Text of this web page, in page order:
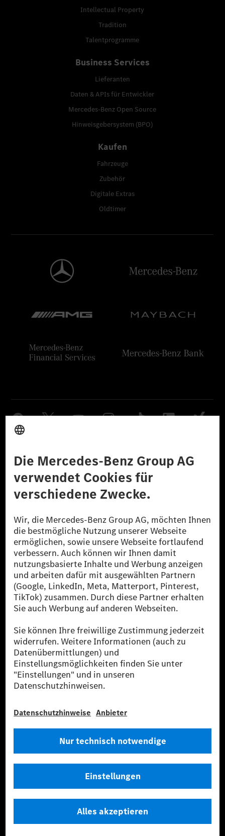
Intellectual Property
Tradition
Talentprogramme
Business Services
Lieferanten
Daten & APIs für Entwickler
Mercedes-Benz Open Source
Hinweisgebersystem (BPO)
Kaufen
Fahrzeuge
Zubehör
Digitale Extras
Oldtimer
Datenschutz Lizenzhinweise Dritter Barrierefreiheit
© 2026 Mercedes-Benz Group AG. Alle Rechte vorbehalten.
[1] Bilanziell CO₂-neutral bedeutet, dass nicht vermiedene oder nicht
reduzierte CO₂-Emissionen bei der Mercedes-Benz Group durch
zertifizierte Ausgleichsprojekte kompensiert werden.
[2] Renewable Charging ist ein integraler Bestandteil von MB.CHARGE
Public in Europa, den USA, Kanada und China. Sofern an der jeweiligen
Ladestation noch kein Strom aus erneuerbaren Energien vorliegt,
verwendet Renewable Charging Grünstromzertifikate*. Diese stellen
sicher, dass für Ladevorgänge über MB.CHARGE Public eine äquivalente
Strommenge aus erneuerbaren Energien ins Stromnetz eingespeist wird.
* Inkl. EKOenergy Ökolabel
* Die angegebenen Werte wurden nach dem vorgeschriebenen
Messverfahren WLTP (Worldwide harmonised Light vehicles Test
Procedure) ermittelt. Die angegebenen Spannweiten beziehen sich auf
den europäischen Markt. Der Energieverbrauch und der CO₂-Ausstoß
eines Pkw sind nicht nur von der effizienten Ausnutzung des Kraftstoffs
bzw. des Energieträgers durch den Pkw, sondern auch vom Fahrstil und
** Der Stromverbrauch wurde auf der Grundlage der VO 692/2008/EG
Fahrzeugkonfiguration.
*** Angaben zum Stromverbrauch und zur Reichweite sind vorläufig und
wurden intern nach Maßgabe der Zertifizierungsmethode „WLTP-
Typgenehmigung noch eine Konformitätsbescheinigung mit amtlichen